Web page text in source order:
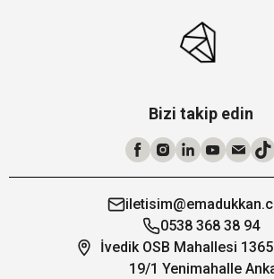
Bizi takip edin
0538 368 38 94
İvedik OSB Mahallesi
19/1 Yenimahalle